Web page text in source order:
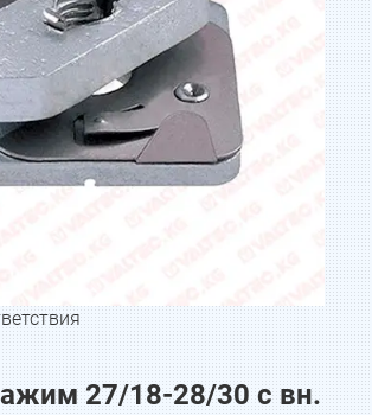
27/18-28/30 с вн.